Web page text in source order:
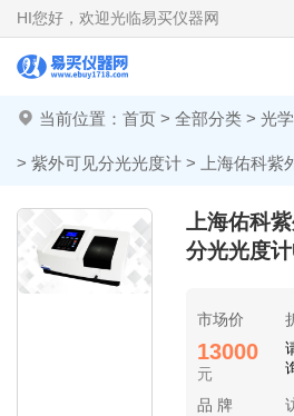
HI您好，欢迎光临易买仪器网
当前位置： 首页 > 全部分类 > 光
> 紫外可见分光光度计 > 上海佑科紫
上海佑科
分光光度
市场价
13000
元
品 牌